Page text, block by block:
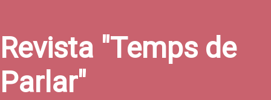
Revista "Temps de
Parlar"